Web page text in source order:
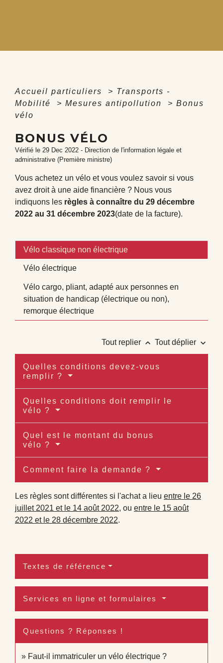
Accueil particuliers > Transports -
Mobilité
> Mesures antipollution > Bonus
vélo
BONUS VÉLO
Vérifié le 29 Dec 2022 - Direction de l'information légale et
administrative (Première ministre)
Vous achetez un vélo et vous voulez savoir si vous
avez droit à une aide financière ? Nous vous
indiquons les règles à connaître du 29 décembre
2022 au 31 décembre 2023(date de la facture).
Vélo classique non électrique
Vélo électrique
Vélo cargo, pliant, adapté aux personnes en
situation de handicap (électrique ou non),
remorque électrique
Tout replier keyboard_arrow_up Tout déplier keyboard_arrow_down
Quelles conditions devez-vous
remplir ?
Quelles conditions doit remplir le
vélo ?
Quel est le montant du bonus
vélo ?
Comment faire la demande ?
Les règles sont différentes si l'achat a lieu entre le 26
juillet 2021 et le 14 août 2022, ou entre le 15 août
2022 et le 28 décembre 2022.
Textes de référence
Services en ligne et formulaires
Questions ? Réponses !
Faut-il immatriculer un vélo électrique ?